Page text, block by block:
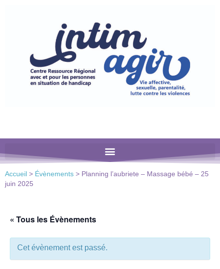
comprend
Accueil > Évènements > Planning l’aubriete – Massage bébé – 25
juin 2025
« Tous les Évènements
Cet évènement est passé.